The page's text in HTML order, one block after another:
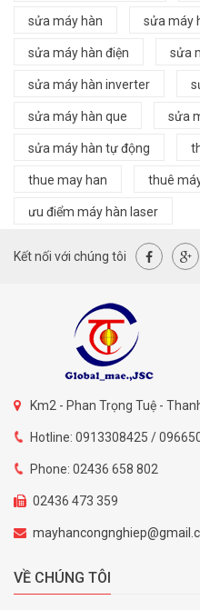
sửa máy hàn sửa máy
sửa máy hàn điện sửa
sửa máy hàn inverter
sửa máy hàn que sửa
sửa máy hàn tự động
thue may han thuê
ưu điểm máy hàn laser
Kết nối với chúng tôi
Km2 - Phan Trọng Tuệ -
Hotline: 0913308425 /
Phone: 02436 658 802
02436 473 359
VỀ CHÚNG TÔI